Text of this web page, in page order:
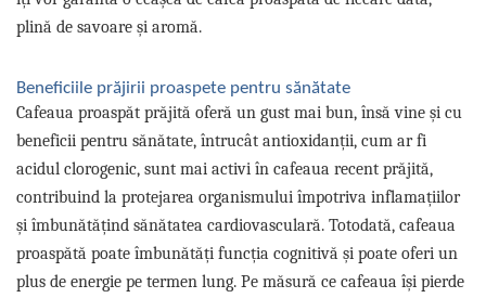
plină de savoare și aromă.
Beneficiile prăjirii proaspete pentru sănătate
Cafeaua proaspăt prăjită oferă un gust mai bun, însă vine și cu
beneficii pentru sănătate, întrucât antioxidanții, cum ar fi
acidul clorogenic, sunt mai activi în cafeaua recent prăjită,
contribuind la protejarea organismului împotriva inflamațiilor
și îmbunătățind sănătatea cardiovasculară. Totodată, cafeaua
proaspătă poate îmbunătăți funcția cognitivă și poate oferi un
plus de energie pe termen lung. Pe măsură ce cafeaua își pierde